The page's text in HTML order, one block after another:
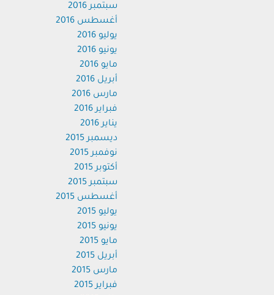
سبتمبر 2016
أغسطس 2016
يوليو 2016
يونيو 2016
مايو 2016
أبريل 2016
مارس 2016
فبراير 2016
يناير 2016
ديسمبر 2015
نوفمبر 2015
أكتوبر 2015
سبتمبر 2015
أغسطس 2015
يوليو 2015
يونيو 2015
مايو 2015
أبريل 2015
مارس 2015
فبراير 2015